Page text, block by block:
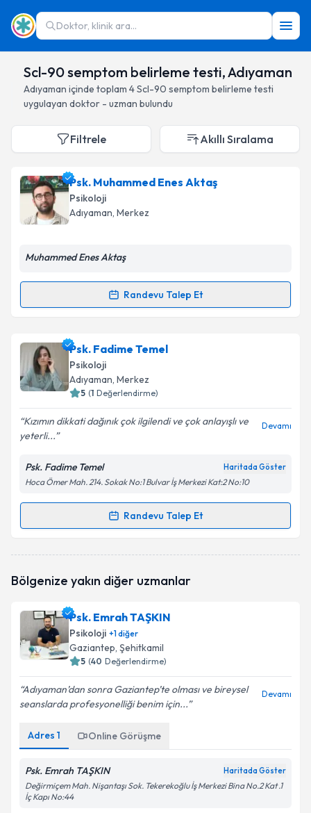
Doktor, klinik ara...
Scl-90 semptom belirleme testi, Adıyaman
Adıyaman içinde toplam 4Scl-90 semptom belirleme testi
uygulayan doktor - uzman bulundu
Filtrele Akıllı Sıralama
Psk. Muhammed Enes Aktaş
Psikoloji
Adıyaman, Merkez
Muhammed Enes Aktaş
Randevu Talep Et
Randevu Takvimi Talebi
Psk. Muhammed Enes Aktaş
talebi oluşturun. Size bu uzmandan randevu almanız
için bir takvim hazırlandığında e-posta ile
bilgilendireceğiz.
E-posta Adresiniz
Kişisel verilerimin işlenmesine ilişkinAydınlatma
Metni'ni okudum ve kişisel verilerimin belirtilen
kapsamda işlenmesini kabul ediyorum.
Takvim Talebini Gönder
Psk. Fadime Temel
Psikoloji
Adıyaman, Merkez
5 (1 Değerlendirme)
Kızımın dikkati dağınık çok ilgilendi ve çok anlayışlı ve
yeterli...
Devamı
Psk. Fadime Temel Haritada Göster
Hoca Ömer Mah. 214. Sokak No:1 Bulvar İş Merkezi Kat:2 No:10
Randevu Talep Et
Randevu Takvimi Talebi
oluşturun. Size bu uzmandan randevu almanız için bir
E-posta Adresiniz
Kişisel verilerimin işlenmesine ilişkinAydınlatma
Metni'ni okudum ve kişisel verilerimin belirtilen
Takvim Talebini Gönder
Bölgenize yakın diğer uzmanlar
Psk. Emrah TAŞKIN
Psikoloji +1diğer
Gaziantep, Şehitkamil
5 (40 Değerlendirme)
Adıyaman’dan sonra Gaziantep’te olması ve bireysel
seanslarda profesyonelliği benim için...
Devamı
Adres 1 Online Görüşme
Psk. Emrah TAŞKIN Haritada Göster
Değirmiçem Mah. Nişantaşı Sok. Tekerekoğlu İş Merkezi Bina No.2 Kat .1
İç Kapı No:44